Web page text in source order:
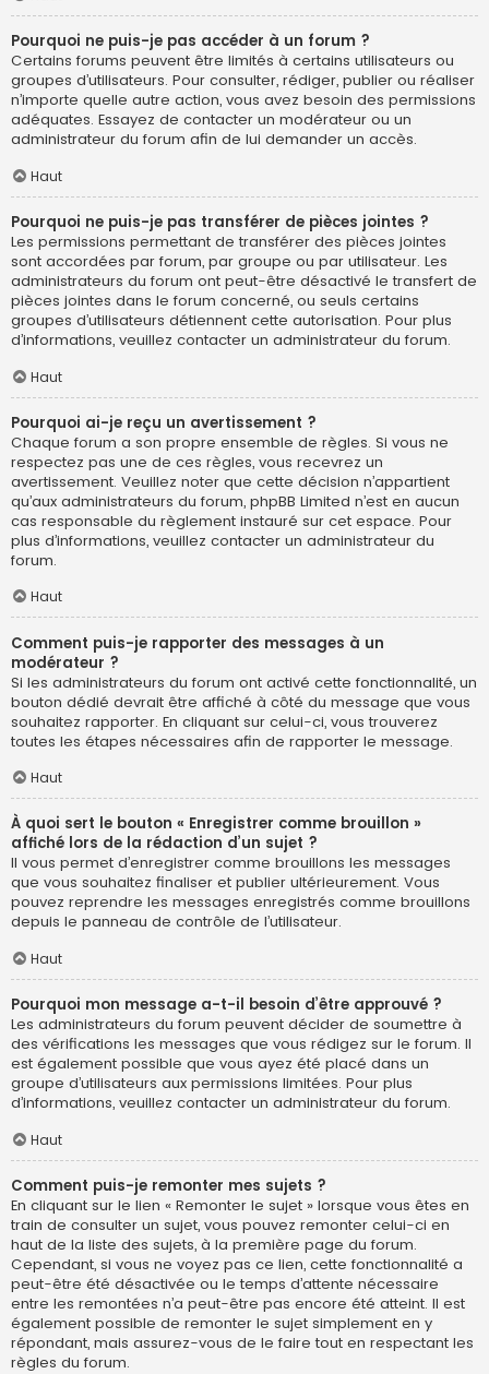
Pourquoi ne puis-je pas accéder à un forum ?
Certains forums peuvent être limités à certains utilisateurs ou
groupes d’utilisateurs. Pour consulter, rédiger, publier ou réaliser
n’importe quelle autre action, vous avez besoin des permissions
adéquates. Essayez de contacter un modérateur ou un
administrateur du forum afin de lui demander un accès.
Haut
Pourquoi ne puis-je pas transférer de pièces jointes ?
Les permissions permettant de transférer des pièces jointes
sont accordées par forum, par groupe ou par utilisateur. Les
administrateurs du forum ont peut-être désactivé le transfert de
pièces jointes dans le forum concerné, ou seuls certains
groupes d’utilisateurs détiennent cette autorisation. Pour plus
d’informations, veuillez contacter un administrateur du forum.
Haut
Pourquoi ai-je reçu un avertissement ?
Chaque forum a son propre ensemble de règles. Si vous ne
respectez pas une de ces règles, vous recevrez un
avertissement. Veuillez noter que cette décision n’appartient
qu’aux administrateurs du forum, phpBB Limited n’est en aucun
cas responsable du règlement instauré sur cet espace. Pour
plus d’informations, veuillez contacter un administrateur du
forum.
Haut
Comment puis-je rapporter des messages à un
modérateur ?
Si les administrateurs du forum ont activé cette fonctionnalité, un
bouton dédié devrait être affiché à côté du message que vous
souhaitez rapporter. En cliquant sur celui-ci, vous trouverez
toutes les étapes nécessaires afin de rapporter le message.
Haut
À quoi sert le bouton « Enregistrer comme brouillon »
affiché lors de la rédaction d’un sujet ?
Il vous permet d’enregistrer comme brouillons les messages
que vous souhaitez finaliser et publier ultérieurement. Vous
pouvez reprendre les messages enregistrés comme brouillons
depuis le panneau de contrôle de l’utilisateur.
Haut
Pourquoi mon message a-t-il besoin d’être approuvé ?
Les administrateurs du forum peuvent décider de soumettre à
des vérifications les messages que vous rédigez sur le forum. Il
est également possible que vous ayez été placé dans un
groupe d’utilisateurs aux permissions limitées. Pour plus
d’informations, veuillez contacter un administrateur du forum.
Haut
Comment puis-je remonter mes sujets ?
En cliquant sur le lien « Remonter le sujet » lorsque vous êtes en
train de consulter un sujet, vous pouvez remonter celui-ci en
haut de la liste des sujets, à la première page du forum.
Cependant, si vous ne voyez pas ce lien, cette fonctionnalité a
peut-être été désactivée ou le temps d’attente nécessaire
entre les remontées n’a peut-être pas encore été atteint. Il est
également possible de remonter le sujet simplement en y
répondant, mais assurez-vous de le faire tout en respectant les
règles du forum.